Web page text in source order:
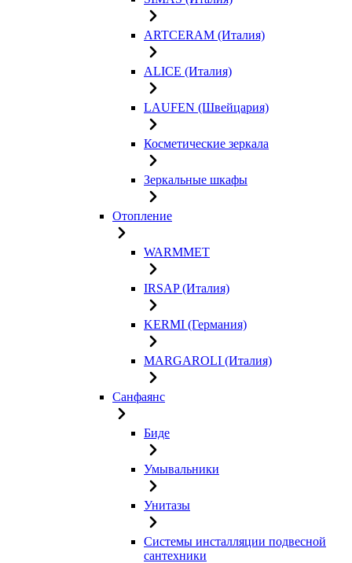
ARTCERAM (Италия)
ALICE (Италия)
LAUFEN (Швейцария)
Косметические зеркала
Зеркальные шкафы
Отопление
WARMMET
IRSAP (Италия)
KERMI (Германия)
MARGAROLI (Италия)
Санфаянс
Биде
Умывальники
Унитазы
Системы инсталляции подвесной
сантехники